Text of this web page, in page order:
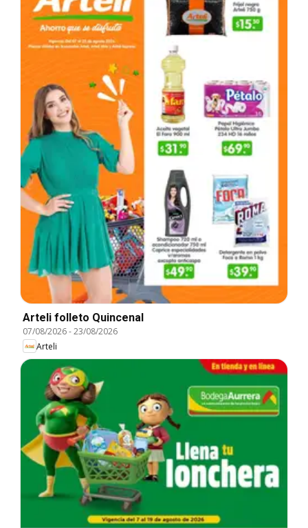
Arteli folleto Quincenal
07/08/2026-23/08/2026
Arteli